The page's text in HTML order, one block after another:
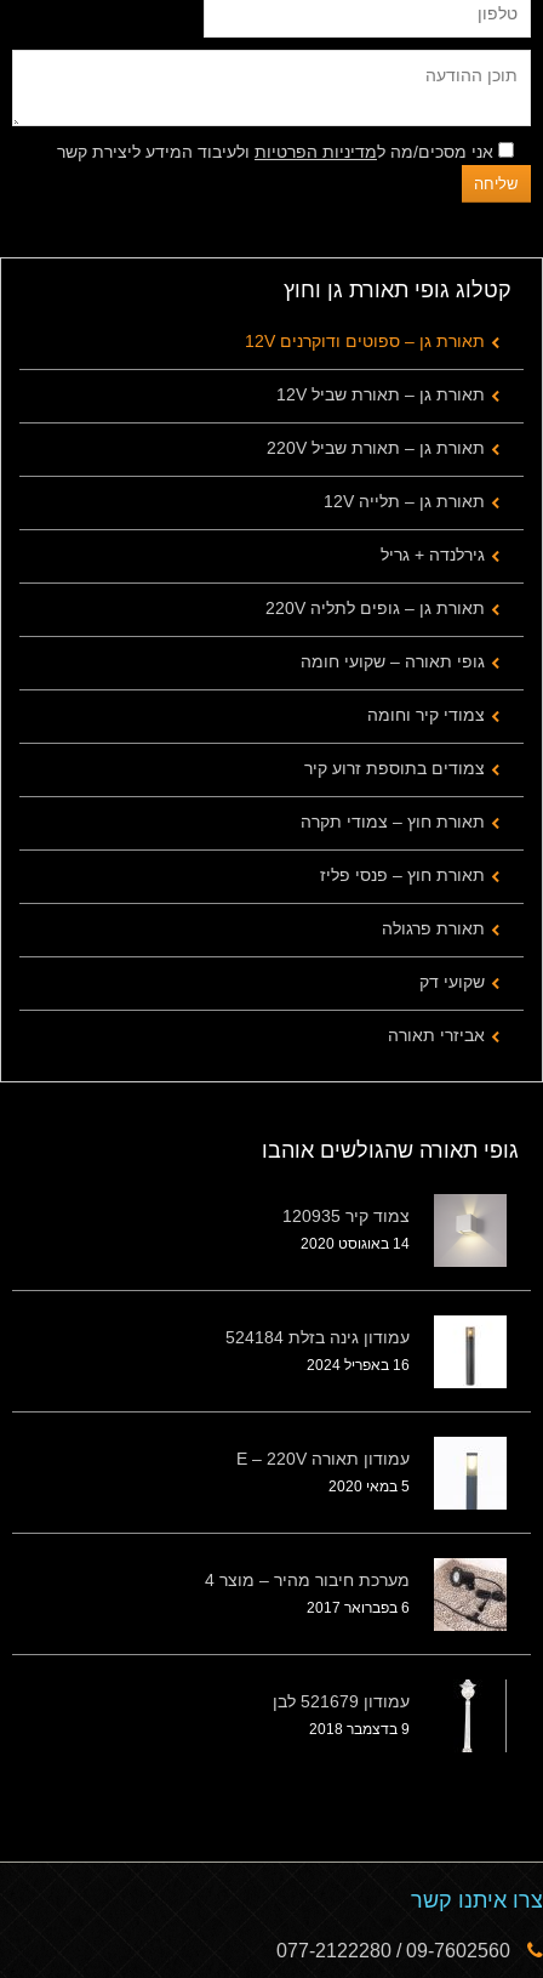
אני מסכים/מה למדיניות הפרטיות ולעיבוד המידע ליצירת קשר
קטלוג גופי תאורת גן וחוץ
תאורת גן – ספוטים ודוקרנים 12V
תאורת גן – תאורת שביל 12V
תאורת גן – תאורת שביל 220V
תאורת גן – תלייה 12V
גירלנדה + גריל
תאורת גן – גופים לתליה 220V
גופי תאורה – שקועי חומה
צמודי קיר וחומה
צמודים בתוספת זרוע קיר
תאורת חוץ – צמודי תקרה
תאורת חוץ – פנסי פליז
תאורת פרגולה
שקועי דק
אביזרי תאורה
גופי תאורה שהגולשים אוהבו
צמוד קיר 120935
14 באוגוסט 2020
עמודון גינה בזלת 524184
16 באפריל 2024
עמודון תאורה E – 220V
5 במאי 2020
מערכת חיבור מהיר – מוצר 4
6 בפברואר 2017
עמודון 521679 לבן
9 בדצמבר 2018
צרו איתנו קשר